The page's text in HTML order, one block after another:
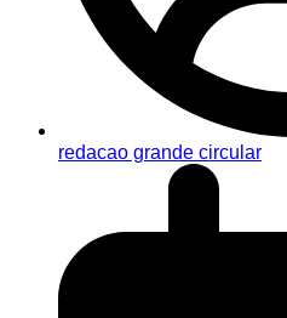
redacao grande circular